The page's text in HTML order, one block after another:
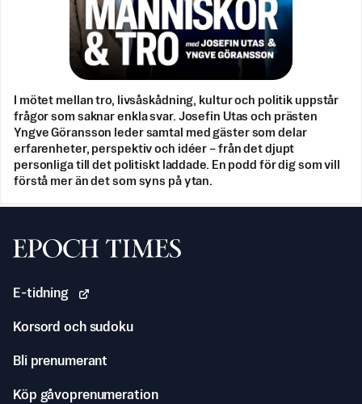
I mötet mellan tro, livsåskådning, kultur och politik uppstår
frågor som saknar enkla svar. Josefin Utas och prästen
Yngve Göransson leder samtal med gäster som delar
erfarenheter, perspektiv och idéer – från det djupt
personliga till det politiskt laddade. En podd för dig som vill
förstå mer än det som syns på ytan.
Svenska Epoch Times
E-tidning
Korsord och sudoku
Bli prenumerant
Köp gåvoprenumeration